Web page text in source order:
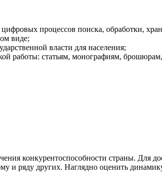
процессов поиска, обработки,
виде;
власти для населения;
работы: статьям, монографиям,
конкурентоспособности страны. Для
и ряду других. Наглядно оценить